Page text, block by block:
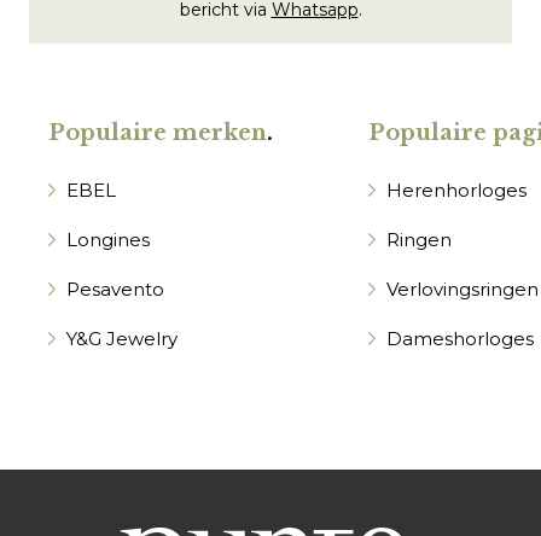
bericht via Whatsapp.
Populaire merken.
EBEL
Longines
Pesavento
Y&G Jewelry
Populaire
Herenhorloges
Ringen
Verlovingsringen
Dameshorloges